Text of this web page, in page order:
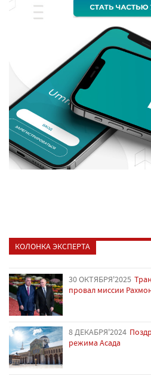
КОЛОНКА ЭКСПЕРТА
30 ОКТЯБРЯ'2025
провал миссии
8 ДЕКАБРЯ'2024
режима Асада